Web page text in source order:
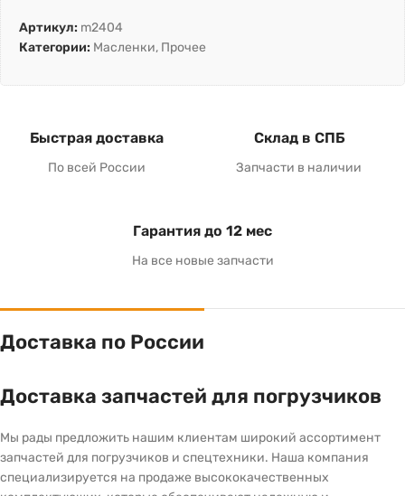
Артикул: m2404
Категории: Масленки, Прочее
Быстрая доставка
По всей России
Склад в СПБ
Запчасти в наличии
Гарантия до 12 мес
На все новые запчасти
Доставка по России
Доставка запчастей для погрузчиков
Мы рады предложить нашим клиентам широкий ассортимент
запчастей для погрузчиков и спецтехники. Наша компания
специализируется на продаже высококачественных